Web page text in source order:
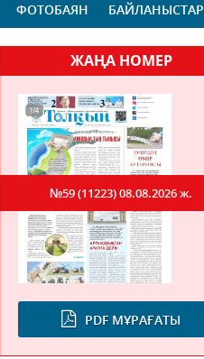
ФОТОБАЯН БАЙЛАНЫСТАР
ЖАҢА НОМЕР
PDF МҰРАҒАТЫ
№59 (11223)08.08.2026 ж.